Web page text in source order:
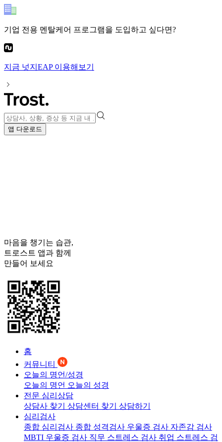
기업 전용 멘탈케어 프로그램을 도입하고 싶다면?
지금 넛지EAP이용해보기
앱 다운로드
마음을 챙기는 습관,
트로스트 앱과 함께
만들어 보세요
홈
커뮤니티
오늘의 명언/성경
오늘의 명언 오늘의 성경
전문 심리상담
상담사 찾기 상담센터 찾기 상담하기
심리검사
종합 심리검사 종합 성격검사 우울증 검사 자존감 검사
MBTI 우울증 검사 직무 스트레스 검사 취업 스트레스 검